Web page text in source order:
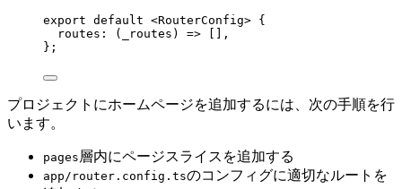
export default <RouterConfig> {
routes : ( _routes ) => [],
};
プロジェクトにホームページを追加するには、次の手順を行
います。
pages 層内にページスライスを追加する
app/router.config.tsのコンフィグに適切なルートを